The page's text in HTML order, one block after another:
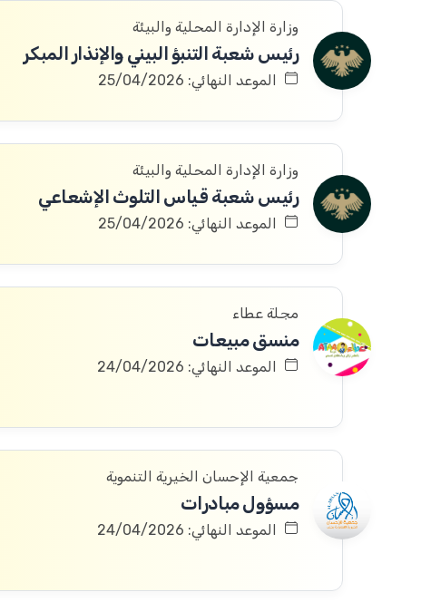
وزارة الإدارة المحلية والبيئة
رئيس شعبة التنبؤ البيني والإنذار المبكر
الموعد النهائي: 25/04/2026
وزارة الإدارة المحلية والبيئة
رئيس شعبة قياس التلوث الإشعاعي
الموعد النهائي: 25/04/2026
مجلة عطاء
منسق مبيعات
الموعد النهائي: 24/04/2026
جمعية الإحسان الخيرية التنموية
مسؤول مبادرات
الموعد النهائي: 24/04/2026